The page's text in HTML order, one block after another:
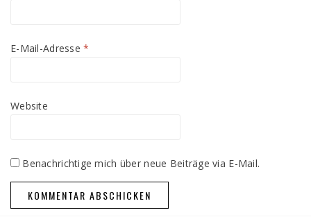
E-Mail-Adresse*
Website
Benachrichtige mich über neue Beiträge via E-Mail.